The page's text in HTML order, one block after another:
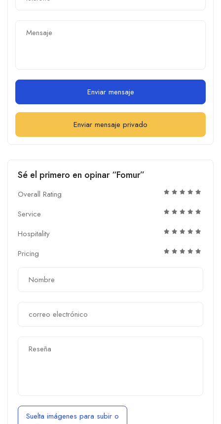
Enviar mensaje
Enviar mensaje privado
Sé el primero en opinar “Fomur”
Overall Rating
Service
Hospitality
Pricing
Suelta imágenes para subir o